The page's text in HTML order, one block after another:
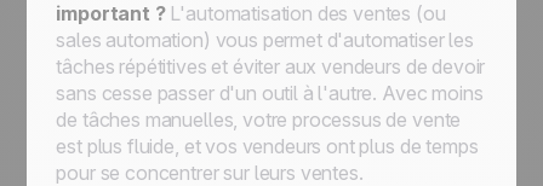
important ?L'automatisation des ventes (ou
sales automation) vous permet d'automatiser les
tâches répétitives et éviter aux vendeurs de devoir
sans cesse passer d'un outil à l'autre. Avec moins
de tâches manuelles, votre processus de vente
est plus fluide, et vos vendeurs ont plus de temps
pour se concentrer sur leurs ventes.